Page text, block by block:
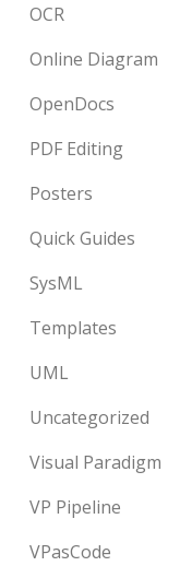
OCR
Online Diagram
OpenDocs
PDF Editing
Posters
Quick Guides
SysML
Templates
UML
Uncategorized
Visual Paradigm
VP Pipeline
VPasCode